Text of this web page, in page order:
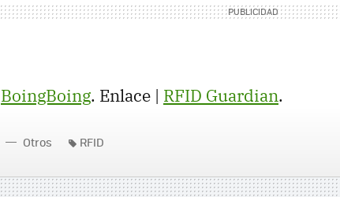
BoingBoing. Enlace | RFID Guardian.
Otros RFID